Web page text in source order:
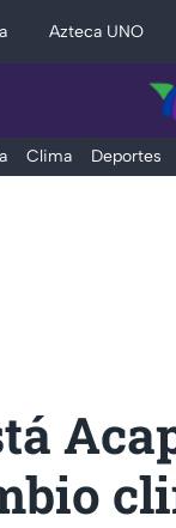
Azteca UNO
Clima Deportes